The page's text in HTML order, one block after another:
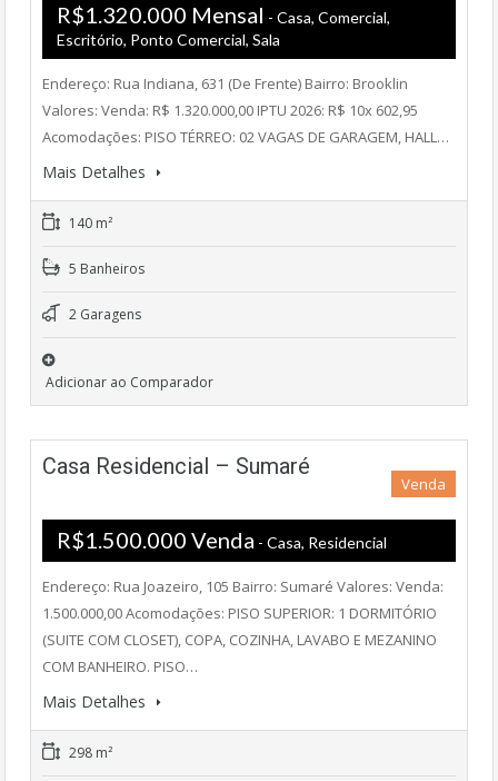
R$1.320.000 Mensal - Casa, Comercial,
Escritório, Ponto Comercial, Sala
Endereço: Rua Indiana, 631 (De Frente) Bairro: Brooklin
Valores: Venda: R$ 1.320.000,00 IPTU 2026: R$ 10x 602,95
Acomodações: PISO TÉRREO: 02 VAGAS DE GARAGEM, HALL…
Mais Detalhes
140 m²
5 Banheiros
2 Garagens
Adicionar ao Comparador
Casa Residencial – Sumaré
Venda
R$1.500.000 Venda - Casa, Residencial
Endereço: Rua Joazeiro, 105 Bairro: Sumaré Valores: Venda:
1.500.000,00 Acomodações: PISO SUPERIOR: 1 DORMITÓRIO
(SUITE COM CLOSET), COPA, COZINHA, LAVABO E MEZANINO
COM BANHEIRO. PISO…
Mais Detalhes
298 m²